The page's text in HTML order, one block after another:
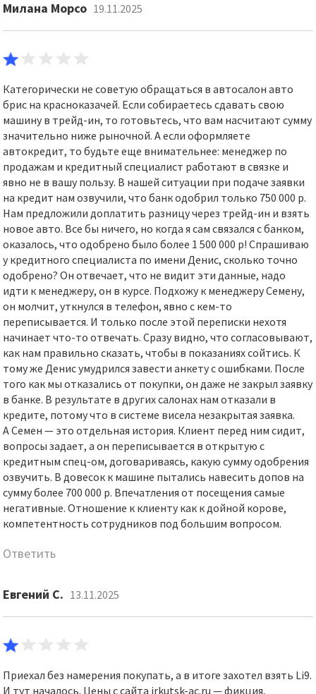
Милана Морсо 19.11.2025
Категорически не советую обращаться в автосалон авто
брис на красноказачей. Если собираетесь сдавать свою
машину в трейд-ин, то готовьтесь, что вам насчитают сумму
значительно ниже рыночной. А если оформляете
автокредит, то будьте еще внимательнее: менеджер по
продажам и кредитный специалист работают в связке и
явно не в вашу пользу. В нашей ситуации при подаче заявки
на кредит нам озвучили, что банк одобрил только 750 000 р.
Нам предложили доплатить разницу через трейд-ин и взять
новое авто. Все бы ничего, но когда я сам связался с банком,
оказалось, что одобрено было более 1 500 000 р! Спрашиваю
у кредитного специалиста по имени Денис, сколько точно
одобрено? Он отвечает, что не видит эти данные, надо
идти к менеджеру, он в курсе. Подхожу к менеджеру Семену,
он молчит, уткнулся в телефон, явно с кем-то
переписывается. И только после этой переписки нехотя
начинает что-то отвечать. Сразу видно, что согласовывают,
как нам правильно сказать, чтобы в показаниях сойтись. К
тому же Денис умудрился завести анкету с ошибками. После
того как мы отказались от покупки, он даже не закрыл заявку
в банке. В результате в других салонах нам отказали в
кредите, потому что в системе висела незакрытая заявка.
А Семен — это отдельная история. Клиент перед ним сидит,
вопросы задает, а он переписывается в открытую с
кредитным спец-ом, договариваясь, какую сумму одобрения
озвучить. В довесок к машине пытались навесить допов на
сумму более 700 000 р. Впечатления от посещения самые
негативные. Отношение к клиенту как к дойной корове,
компетентность сотрудников под большим вопросом.
Ответить
Евгений С. 13.11.2025
Приехал без намерения покупать, а в итоге захотел взять Li9.
И тут началось. Цены с сайта irkutsk-ac.ru — фикция,